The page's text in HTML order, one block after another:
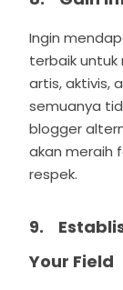
Ingin
terbaik untuk
artis, aktivis,
semuanya
blogger
akan meraih
respek.
9.
Your Field